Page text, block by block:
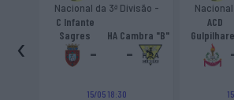
Nacional da 3ª Divisão -
Zona Norte “B”
C Infante
Sagres
-
HA Cambra "B"
-
15/05 18:30
ACD
‹